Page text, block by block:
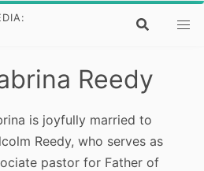
Reedy
is joyfully married to
Reedy, who serves as
pastor for Father of